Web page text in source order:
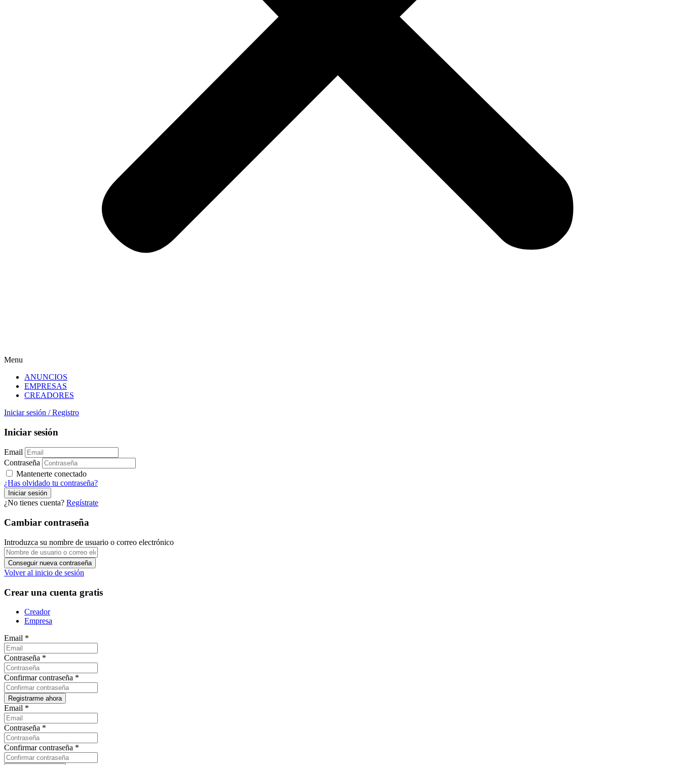
Menu
ANUNCIOS
EMPRESAS
CREADORES
Iniciar sesión / Registro
Iniciar sesión
Email
Contraseña
Mantenerte conectado
¿Has olvidado tu contraseña?
¿No tienes cuenta? Regístrate
Cambiar contraseña
Introduzca su nombre de usuario o correo electrónico
Volver al inicio de sesión
Crear una cuenta gratis
Creador
Empresa
Email *
Contraseña *
Confirmar contraseña *
Email *
Contraseña *
Confirmar contraseña *